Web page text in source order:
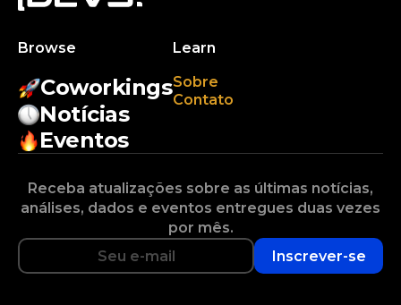
Browse
Coworkings
Notícias
Eventos
Learn
Sobre
Contato
Receba atualizações sobre as últimas notícias,
análises, dados e eventos entregues duas vezes
por mês.
Inscrever-se